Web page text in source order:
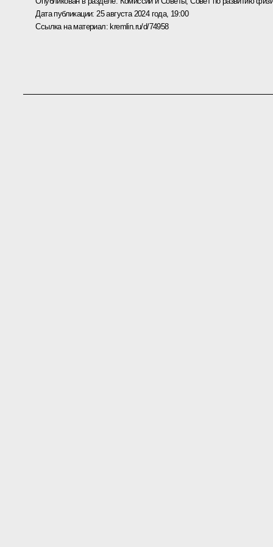
Дата публикации: 25 августа 2024 года, 19:00
Ссылка на материал: kremlin.ru/d/74958